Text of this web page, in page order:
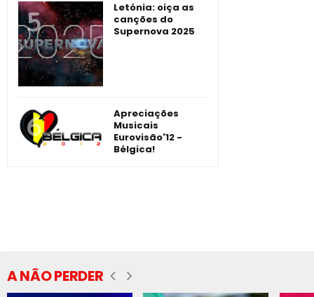
Letónia: oiça as
canções do
Supernova 2025
Apreciações
Musicais
Eurovisão'12 -
Bélgica!
A NÃO PERDER